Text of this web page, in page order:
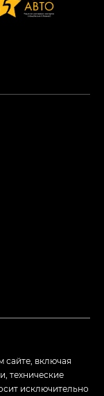
сайте, включая
технические
исключительно